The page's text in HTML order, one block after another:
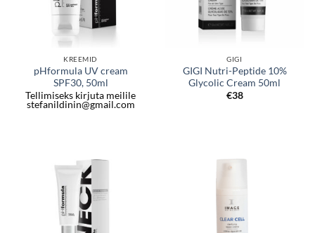
KREEMID
pHformula UV cream
SPF30, 50ml
Tellimiseks kirjuta meilile
stefanildinin@gmail.com
GIGI
GIGI Nutri-Peptide 10%
Glycolic Cream 50ml
€38